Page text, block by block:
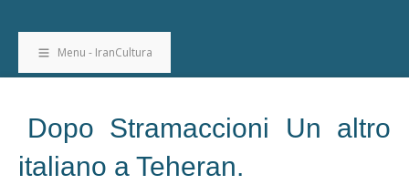
Menu - IranCultura
Dopo Stramaccioni Un altro
italiano a Teheran.